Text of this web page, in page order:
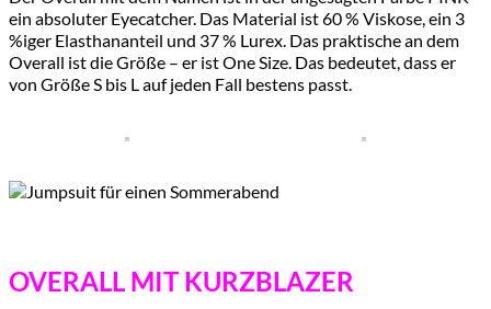
ein absoluter Eyecatcher. Das Material ist 60 % Viskose, ein 3
%iger Elasthananteil und 37 % Lurex. Das praktische an dem
Overall ist die Größe – er ist One Size. Das bedeutet, dass er
von Größe S bis L auf jeden Fall bestens passt.
OVERALL MIT KURZBLAZER